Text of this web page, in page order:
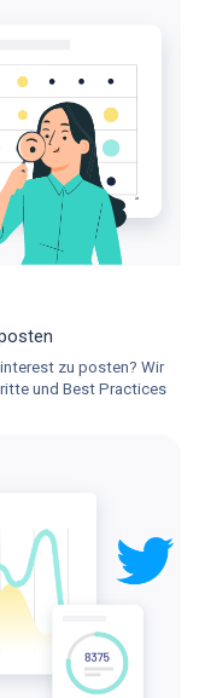
zu posten? Wir
und Best Practices